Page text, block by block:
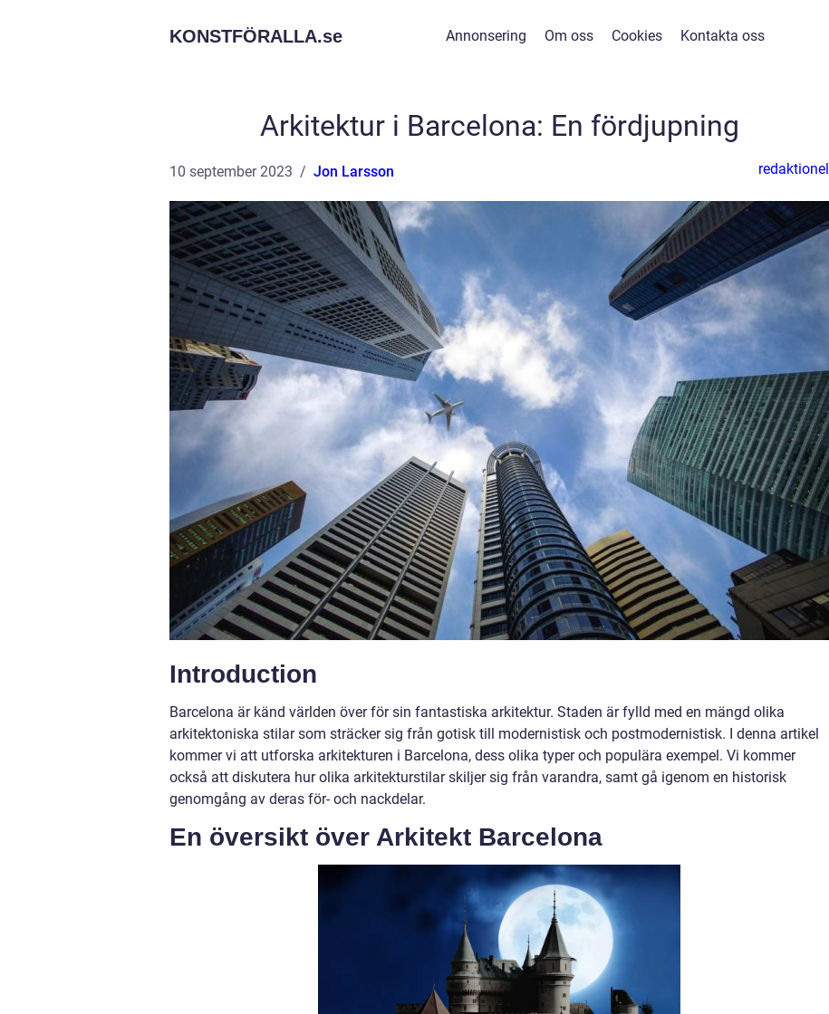
KONSTFÖRALLA.se Annonsering Om oss Cookies Kontakta oss
Arkitektur i Barcelona: En fördjupning
10 september 2023 Jon Larsson redaktionel
Introduction
Barcelona är känd världen över för sin fantastiska arkitektur. Staden är fylld med en mängd olika
arkitektoniska stilar som sträcker sig från gotisk till modernistisk och postmodernistisk. I denna artikel
kommer vi att utforska arkitekturen i Barcelona, dess olika typer och populära exempel. Vi kommer
också att diskutera hur olika arkitekturstilar skiljer sig från varandra, samt gå igenom en historisk
genomgång av deras för- och nackdelar.
En översikt över Arkitekt Barcelona